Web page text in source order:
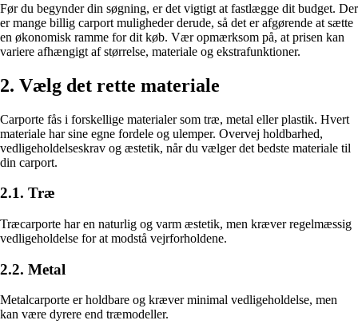
Før du begynder din søgning, er det vigtigt at fastlægge dit budget. Der
er mange billig carport muligheder derude, så det er afgørende at sætte
en økonomisk ramme for dit køb. Vær opmærksom på, at prisen kan
variere afhængigt af størrelse, materiale og ekstrafunktioner.
2. Vælg det rette materiale
Carporte fås i forskellige materialer som træ, metal eller plastik. Hvert
materiale har sine egne fordele og ulemper. Overvej holdbarhed,
vedligeholdelseskrav og æstetik, når du vælger det bedste materiale til
din carport.
2.1. Træ
Træcarporte har en naturlig og varm æstetik, men kræver regelmæssig
vedligeholdelse for at modstå vejrforholdene.
2.2. Metal
Metalcarporte er holdbare og kræver minimal vedligeholdelse, men
kan være dyrere end træmodeller.